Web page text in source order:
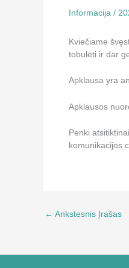
Informacija /
Kviečiame
tobulėti ir dar
Apklausa yra
Apklausos
Penki
komunikacijos
← Ankstesnis Įrašas